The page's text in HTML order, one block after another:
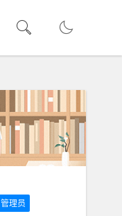
管理员